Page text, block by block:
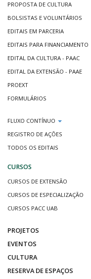
PROPOSTA DE CULTURA
BOLSISTAS E VOLUNTÁRIOS
EDITAIS EM PARCERIA
EDITAIS PARA FINANCIAMENTO
EDITAL DA CULTURA - PAAC
EDITAL DA EXTENSÃO - PAAE
PROEXT
FORMULÁRIOS
FLUXO CONTÍNUO
REGISTRO DE AÇÕES
TODOS OS EDITAIS
CURSOS
CURSOS DE EXTENSÃO
CURSOS DE ESPECIALIZAÇÃO
CURSOS PACC UAB
PROJETOS
EVENTOS
CULTURA
RESERVA DE ESPAÇOS